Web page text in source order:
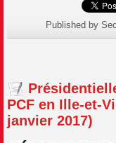
Published by
PCF en Ille-et-
janvier 2017)